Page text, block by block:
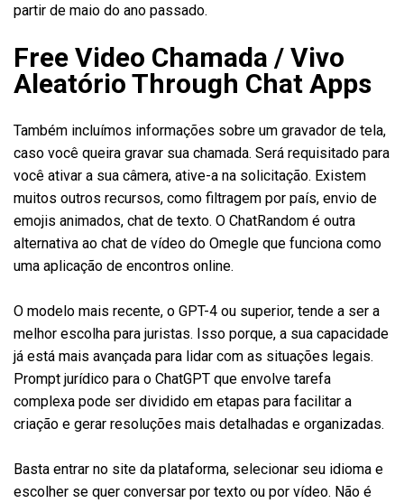
partir de maio do ano passado.
Free Video Chamada / Vivo
Aleatório Through Chat Apps
Também incluímos informações sobre um gravador de tela,
caso você queira gravar sua chamada. Será requisitado para
você ativar a sua câmera, ative-a na solicitação. Existem
muitos outros recursos, como filtragem por país, envio de
emojis animados, chat de texto. O ChatRandom é outra
alternativa ao chat de vídeo do Omegle que funciona como
uma aplicação de encontros online.
O modelo mais recente, o GPT-4 ou superior, tende a ser a
melhor escolha para juristas. Isso porque, a sua capacidade
já está mais avançada para lidar com as situações legais.
Prompt jurídico para o ChatGPT que envolve tarefa
complexa pode ser dividido em etapas para facilitar a
criação e gerar resoluções mais detalhadas e organizadas.
Basta entrar no site da plataforma, selecionar seu idioma e
escolher se quer conversar por texto ou por vídeo. Não é